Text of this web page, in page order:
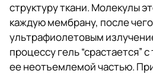
структуру ткани. Молекулы
каждую мембрану, после
ультрафиолетовым
процессу гель “срастается”
ее неотъемлемой частью.